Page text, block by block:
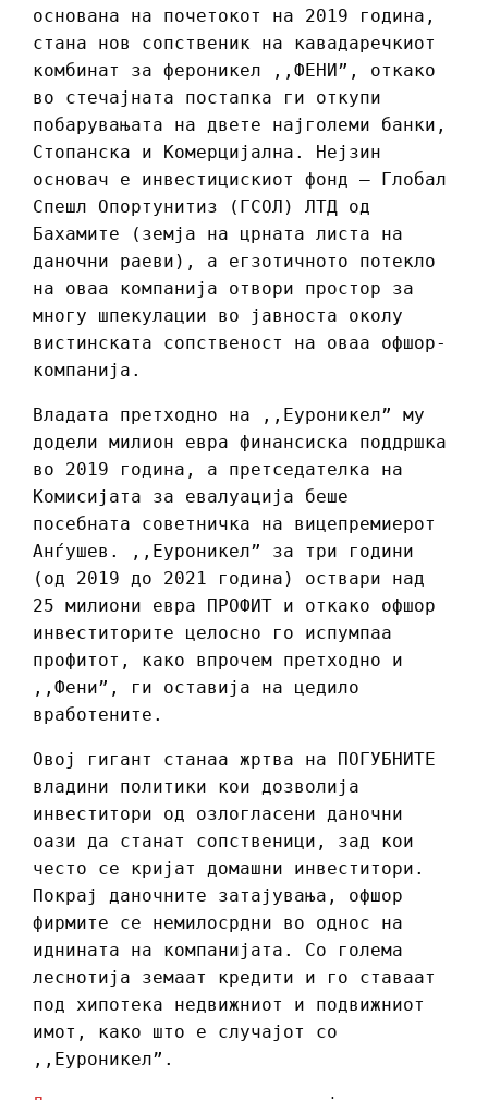
основана на почетокот на 2019 година,
стана нов сопственик на кавадаречкиот
комбинат за фероникел ,,ФЕНИ”, откако
во стечајната постапка ги откупи
побарувањата на двете најголеми банки,
Стопанска и Комерцијална. Нејзин
основач е инвестицискиот фонд – Глобал
Спешл Опортунитиз (ГСОЛ) ЛТД од
Бахамите (земја на црната листа на
даночни раеви), а егзотичното потекло
на оваа компанија отвори простор за
многу шпекулации во јавноста околу
вистинската сопственост на оваа офшор-
компанија.
Владата претходно на ,,Еуроникел” му
додели милион евра финансиска поддршка
во 2019 година, а претседателка на
Комисијата за евалуација беше
посебната советничка на вицепремиерот
Анѓушев. ,,Еуроникел” за три години
(од 2019 до 2021 година) оствари над
25 милиони евра ПРОФИТ и откако офшор
инвеститорите целосно го испумпаа
профитот, како впрочем претходно и
,,Фени”, ги оставија на цедило
вработените.
Овој гигант станаа жртва на ПОГУБНИТЕ
владини политики кои дозволија
инвеститори од озлогласени даночни
оази да станат сопственици, зад кои
често се кријат домашни инвеститори.
Покрај даночните затајувања, офшор
фирмите се немилосрдни во однос на
иднината на компанијата. Со голема
леснотија земаат кредити и го ставаат
под хипотека недвижниот и подвижниот
имот, како што е случајот со
,,Еуроникел”.